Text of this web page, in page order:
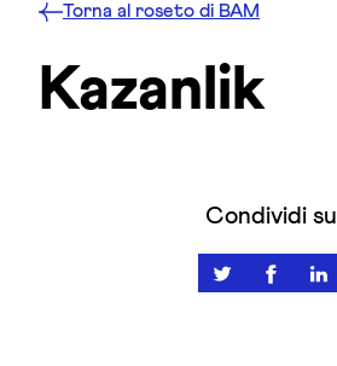
Torna al roseto di BAM
Kazanlik
Condividi su